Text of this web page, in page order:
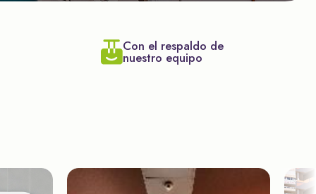
Con el respaldo de
nuestro equipo